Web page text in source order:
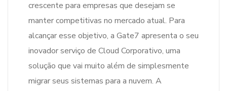
crescente para empresas que desejam se
manter competitivas no mercado atual. Para
alcançar esse objetivo, a Gate7 apresenta o seu
inovador serviço de Cloud Corporativo, uma
solução que vai muito além de simplesmente
migrar seus sistemas para a nuvem. A